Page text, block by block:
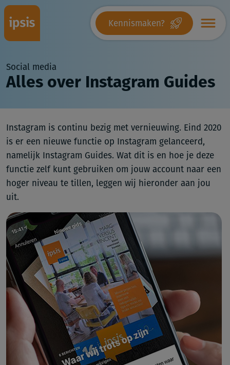
Kennismaken?
Social media
Alles over Instagram Guides
Instagram is continu bezig met vernieuwing. Eind 2020
is er een nieuwe functie op Instagram gelanceerd,
namelijk Instagram Guides. Wat dit is en hoe je deze
functie zelf kunt gebruiken om jouw account naar een
hoger niveau te tillen, leggen wij hieronder aan jou
uit.